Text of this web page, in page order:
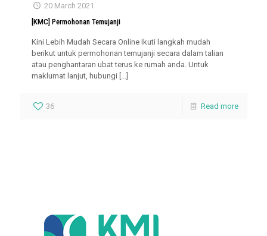
20 March 2021
[KMC] Permohonan Temujanji
Kini Lebih Mudah Secara Online Ikuti langkah mudah
berikut untuk permohonan temujanji secara dalam talian
atau penghantaran ubat terus ke rumah anda. Untuk
maklumat lanjut, hubungi
36 Read more